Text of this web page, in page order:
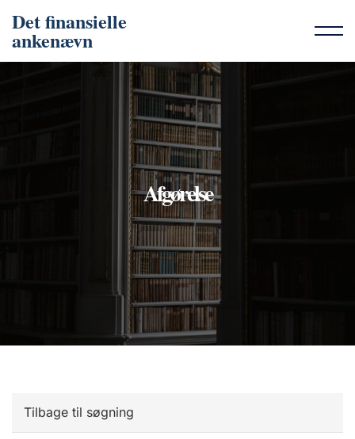
Det finansielle
ankenævn
Afgørelse
Tilbage til søgning